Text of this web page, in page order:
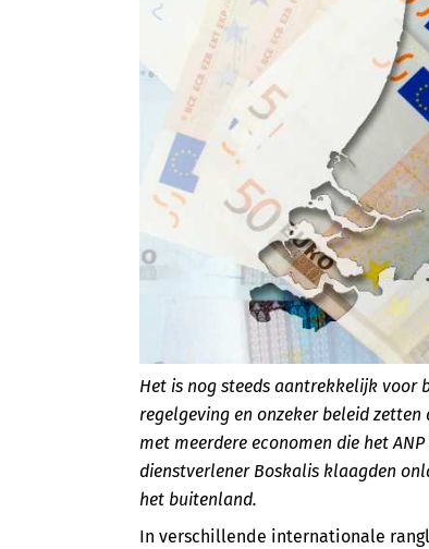
Het is nog steeds aantrekkelijk voor
regelgeving en onzeker beleid
met meerdere economen die het
dienstverlener Boskalis klaagden
het buitenland.
In verschillende internationale